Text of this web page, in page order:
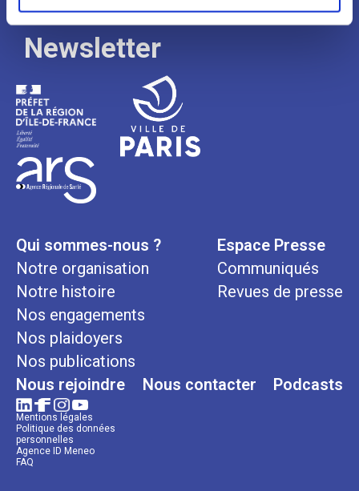
Newsletter
Qui sommes-nous ?
Notre organisation
Notre histoire
Nos engagements
Nos plaidoyers
Nos publications
Espace Presse
Communiqués
Revues de presse
Nous rejoindre Nous contacter Podcasts
Mentions légales
Politique des données
personnelles
Agence ID Meneo
FAQ